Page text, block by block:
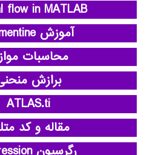
flow in MATLAB
آموزش clementine
محاسبات
برازش
ATLAS.ti
مقاله و کد